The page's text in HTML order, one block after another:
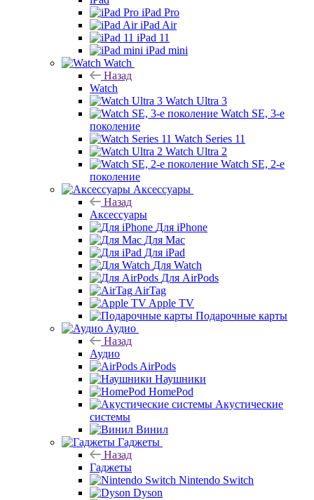
iPad Pro
iPad Air
iPad 11
iPad mini
Watch
Назад
Watch
Watch Ultra 3
Watch SE, 3-е
поколение
Watch Series 11
Watch Ultra 2
Watch SE, 2-е
поколение
Аксессуары
Назад
Аксессуары
Для iPhone
Для Mac
Для iPad
Для Watch
Для AirPods
AirTag
Apple TV
Подарочные карты
Аудио
Назад
Аудио
AirPods
Наушники
HomePod
Акустические
системы
Винил
Гаджеты
Назад
Гаджеты
Nintendo Switch
Dyson